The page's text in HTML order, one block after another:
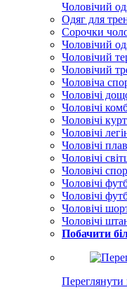
Чоловічий
Одяг для
Сорочки
Чоловічий
Чоловічий
Чоловічий
Чоловіча
Чоловічі
Чоловічі
Чоловічі
Чоловічі
Чоловічі
Чоловічі
Чоловічі
Чоловічі
Чоловічі
Чоловічі
Чоловічі
Побачити
Переглянути